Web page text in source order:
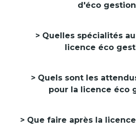
d'éco
Quelles spécialités au bac pour la
licence éco
Quels sont les attendus Parcoursup
pour la licence éco
Que faire après la